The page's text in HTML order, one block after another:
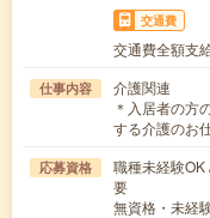
交通費
交通費全額支
仕事内容
介護関連
＊入居者の方
する介護のお
応募資格
職種未経験OK
要
無資格・未経